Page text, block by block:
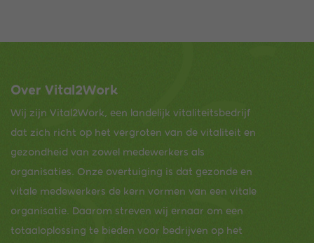
Over Vital2Work
Wij zijn Vital2Work, een landelijk vitaliteitsbedrijf
dat zich richt op het vergroten van de vitaliteit en
gezondheid van zowel medewerkers als
organisaties. Onze overtuiging is dat gezonde en
vitale medewerkers de kern vormen van een vitale
organisatie. Daarom streven wij ernaar om een
totaaloplossing te bieden voor bedrijven op het